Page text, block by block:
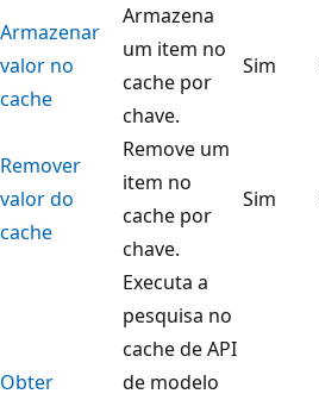
Armazenar
valor no
cache
Armazena
um item no
cache por
chave.
Sim
Remover
valor do
cache
Remove um
item no
cache por
chave.
Sim
Obter
Executa a
pesquisa no
cache de API
de modelo